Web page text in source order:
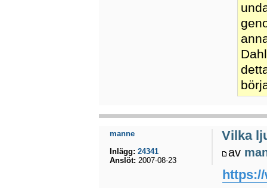
Vilka
av
manne
Inlägg: 24341
Anslöt: 2007-08-23